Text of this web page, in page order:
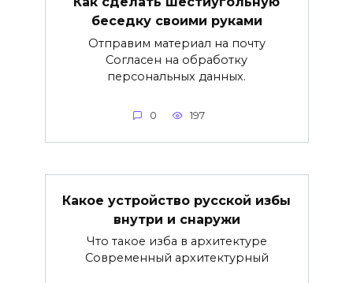
беседку своими руками
Отправим материал на почту
Согласен на обработку
персональных данных.
0 197
Какое устройство русской избы
внутри и снаружи
Что такое изба в архитектуре
Современный архитектурный